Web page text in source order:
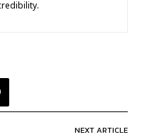
NEXT ARTICLE